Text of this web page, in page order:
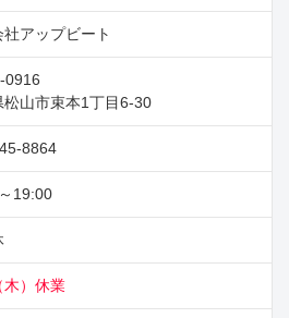
アップビート
0916
松山市束本1丁目6‐30
8864
19:00
木）休業